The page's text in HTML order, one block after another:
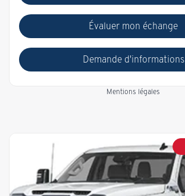
Évaluer mon échange
Demande d'informations
Mentions légales